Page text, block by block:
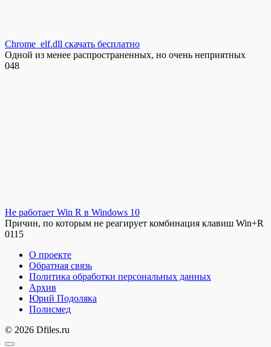
Chrome_elf.dll скачать бесплатно
Одной из менее распространенных, но очень неприятных
048
Не работает Win R в Windows 10
Причин, по которым не реагирует комбинация клавиш Win+R
0115
О проекте
Обратная связь
Политика обработки персональных данных
Архив
Юрий Подоляка
Полисмед
© 2026 Dfiles.ru